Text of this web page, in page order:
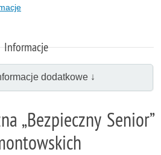
Informacje
dodatkowe ↓
„Bezpieczny Senior”